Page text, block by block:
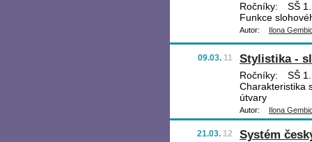
Ročníky:
SŠ
Funkce
Autor: Ilona
09.03. 11 Stylistika -
Ročníky:
SŠ
Charakteristika
útvary
Autor: Ilona
21.03. 12 Systém